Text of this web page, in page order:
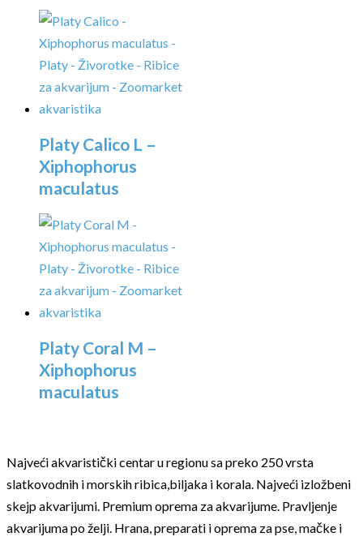
Platy Calico L –
Xiphophorus
maculatus
Platy Coral M –
Xiphophorus
maculatus
Najveći akvaristički centar u regionu sa preko 250 vrsta
slatkovodnih i morskih ribica,biljaka i korala. Najveći izložbeni
skejp akvarijumi. Premium oprema za akvarijume. Pravljenje
akvarijuma po želji. Hrana, preparati i oprema za pse, mačke i